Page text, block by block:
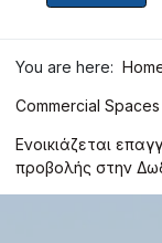
You are here:
Commercial Spaces
Ενοικιάζεται
προβολής στην